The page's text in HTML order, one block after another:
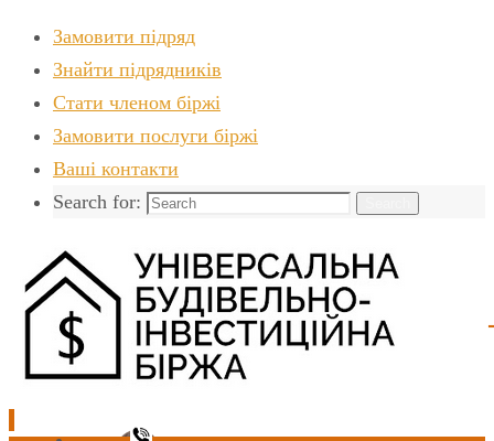
Замовити підряд
Знайти пiдрядникiв
Стати членом біржі
Замовити послуги біржі
Ваші контакти
Search for: